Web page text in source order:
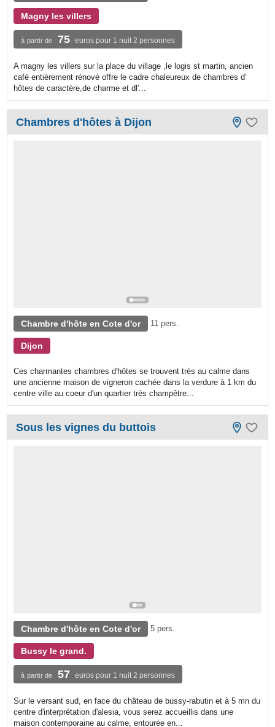
Magny les villers
à partir de 75 euros pour 1 nuit 2 personnes
A magny les villers sur la place du village ,le logis st martin, ancien
café entièrement rénové offre le cadre chaleureux de chambres d'
hôtes de caractère,de charme et dl'...
Chambres d'hôtes à Dijon
Chambre d'hôte en Cote d'or 11 pers.
Dijon
Ces charmantes chambres d'hôtes se trouvent très au calme dans
une ancienne maison de vigneron cachée dans la verdure à 1 km du
centre ville au coeur d'un quartier très champêtre...
Sous les vignes du buttois
Chambre d'hôte en Cote d'or 5 pers.
Bussy le grand.
à partir de 57 euros pour 1 nuit 2 personnes
Sur le versant sud, en face du château de bussy-rabutin et à 5 mn du
centre d'interprétation d'alesia, vous serez accueillis dans une
maison contemporaine au calme, entourée en...